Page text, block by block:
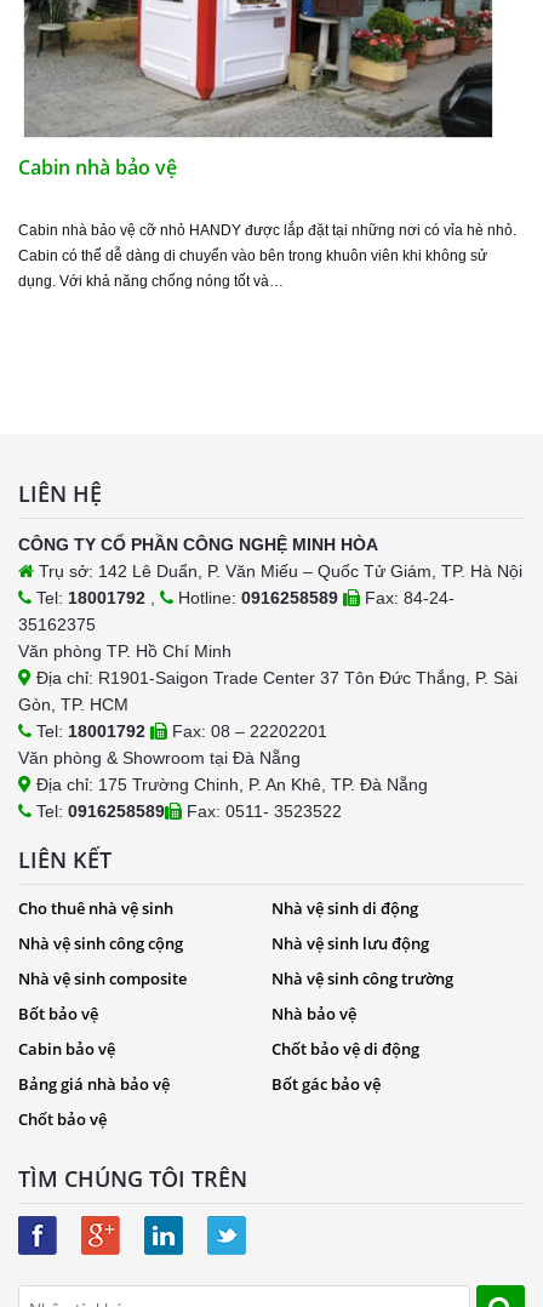
Cabin nhà bảo vệ
Cabin nhà bảo vệ cỡ nhỏ HANDY được lắp đặt tại những nơi có vỉa hè nhỏ.
Cabin có thể dễ dàng di chuyển vào bên trong khuôn viên khi không sử
dụng. Với khả năng chống nóng tốt và…
LIÊN HỆ
CÔNG TY CỔ PHẦN CÔNG NGHỆ MINH HÒA
Trụ sở: 142 Lê Duẩn, P. Văn Miếu – Quốc Tử Giám, TP. Hà Nội
Tel: 18001792 , Hotline: 0916258589
Fax: 84-24-
35162375
Văn phòng TP. Hồ Chí Minh
Địa chỉ: R1901-Saigon Trade Center 37 Tôn Đức Thắng, P. Sài
Gòn, TP. HCM
Tel: 18001792
Fax: 08 – 22202201
Văn phòng & Showroom tại Đà Nẵng
Địa chỉ: 175 Trường Chinh, P. An Khê, TP. Đà Nẵng
Tel: 0916258589 Fax: 0511- 3523522
LIÊN KẾT
Cho thuê nhà vệ sinh
Nhà vệ sinh di động
Nhà vệ sinh công cộng
Nhà vệ sinh lưu động
Nhà vệ sinh composite
Nhà vệ sinh công trường
Bốt bảo vệ
Nhà bảo vệ
Cabin bảo vệ
Chốt bảo vệ di động
Bảng giá nhà bảo vệ
Bốt gác bảo vệ
Chốt bảo vệ
TÌM CHÚNG TÔI TRÊN